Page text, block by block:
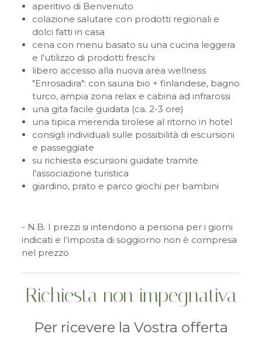
aperitivo di Benvenuto
colazione salutare con prodotti regionali e
dolci fatti in casa
cena con menu basato su una cucina leggera
e l'utilizzo di prodotti freschi
libero accesso alla nuova area wellness
"Enrosadira": con sauna bio + finlandese, bagno
turco, ampia zona relax e cabina ad infrarossi
una gita facile guidata (ca. 2-3 ore)
una tipica merenda tirolese al ritorno in hotel
consigli individuali sulle possibilità di escursioni
e passeggiate
su richiesta escursioni guidate tramite
l'associazione turistica
giardino, prato e parco giochi per bambini
- N.B. I prezzi si intendono a persona per i giorni
indicati e I'imposta di soggiorno non è compresa
nel prezzo
Richiesta non impegnativa
Per ricevere la Vostra offerta